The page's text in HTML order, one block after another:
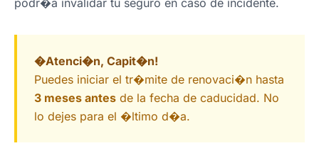
�Atenci�n, Capit�n!
Puedes iniciar el tr�mite de renovaci�n hasta
3 meses antes de la fecha de caducidad. No
lo dejes para el �ltimo d�a.